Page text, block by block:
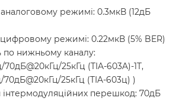
аналоговому режимі: 0.3мкВ (12дБ
цифровому режимі: 0.22мкВ (5% BER)
по нижньому каналу:
70дБ@20кГц/25кГц (TIA-603A)-1T,
70дБ@20кГц/25кГц (TIA-603ц) )
перешкод: 70дБ